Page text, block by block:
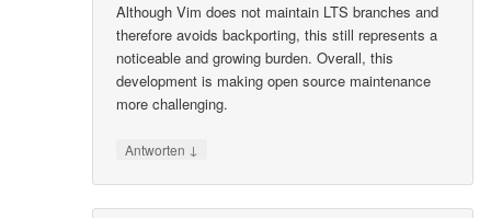
Although Vim does not maintain LTS branches and
therefore avoids backporting, this still represents a
noticeable and growing burden. Overall, this
development is making open source maintenance
more challenging.
Antworten ↓